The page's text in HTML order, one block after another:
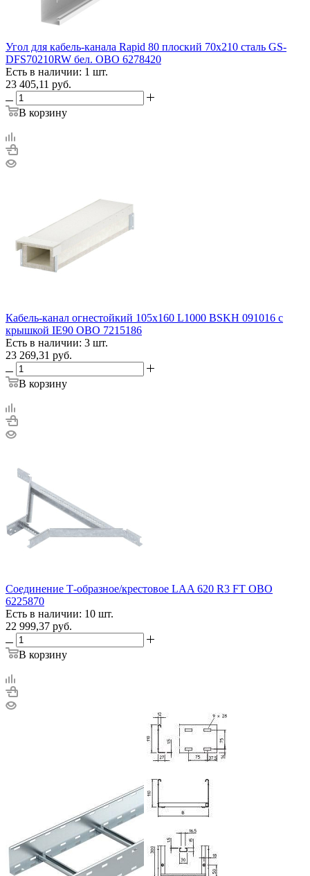
Угол для кабель-канала Rapid 80 плоский 70х210 сталь GS-
DFS70210RW бел. OBO 6278420
Есть в наличии: 1 шт.
23 405,11 руб.
В корзину
Кабель-канал огнестойкий 105х160 L1000 BSKH 091016 с
крышкой IE90 OBO 7215186
Есть в наличии: 3 шт.
23 269,31 руб.
В корзину
Соединение Т-образное/крестовое LAA 620 R3 FT OBO
6225870
Есть в наличии: 10 шт.
22 999,37 руб.
В корзину